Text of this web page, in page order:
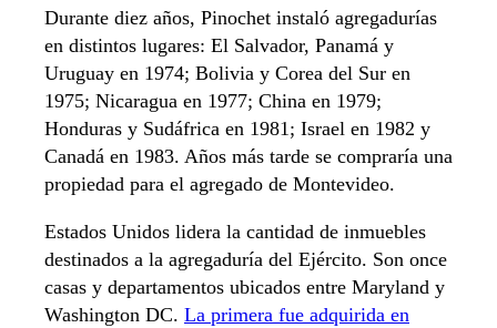
Durante diez años, Pinochet instaló agregadurías
en distintos lugares: El Salvador, Panamá y
Uruguay en 1974; Bolivia y Corea del Sur en
1975; Nicaragua en 1977; China en 1979;
Honduras y Sudáfrica en 1981; Israel en 1982 y
Canadá en 1983. Años más tarde se compraría una
propiedad para el agregado de Montevideo.
Estados Unidos lidera la cantidad de inmuebles
destinados a la agregaduría del Ejército. Son once
casas y departamentos ubicados entre Maryland y
Washington DC. La primera fue adquirida en